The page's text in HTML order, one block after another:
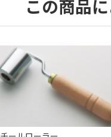
この商品